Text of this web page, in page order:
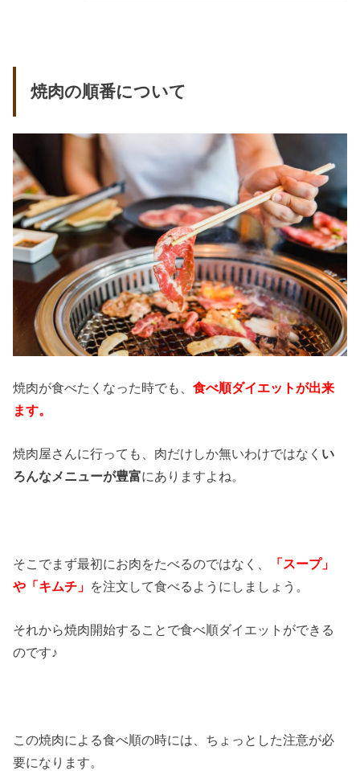
焼肉の順番について
焼肉が食べたくなった時でも、食べ順ダイエットが出来
ます。
焼肉屋さんに行っても、肉だけしか無いわけではなく い
ろんなメニューが豊富にありますよね。
そこでまず最初にお肉をたべるのではなく、
「スープ」
や「キムチ」 を注文して食べるようにしましょう。
それから焼肉開始することで食べ順ダイエットができる
のです♪
この焼肉による食べ順の時には、ちょっとした注意が必
要になります。